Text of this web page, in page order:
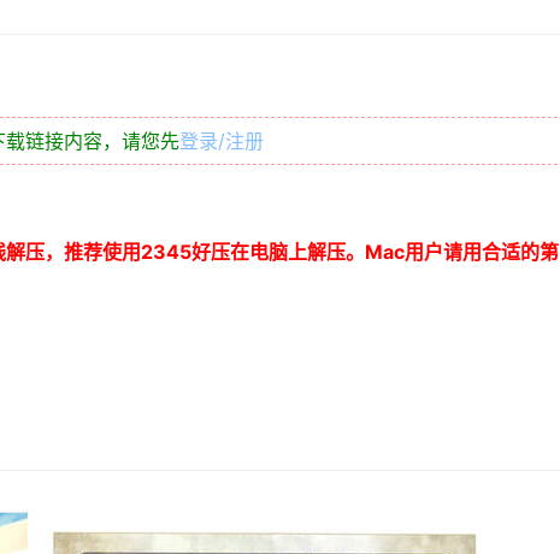
链接内容，请您先登录/注册
压，推荐使用 2345好压在电脑上解压。 Mac用户请用合适的第